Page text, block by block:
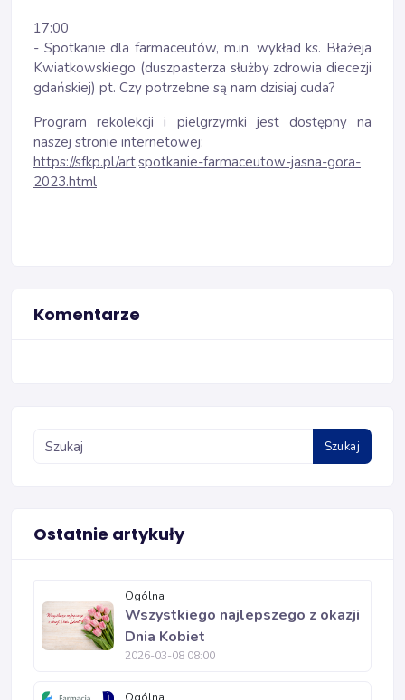
17:00
- Spotkanie dla farmaceutów, m.in. wykład ks. Błażeja
Kwiatkowskiego (duszpasterza służby zdrowia diecezji
gdańskiej) pt. Czy potrzebne są nam dzisiaj cuda?
Program rekolekcji i pielgrzymki jest dostępny na
naszej stronie internetowej:
https://sfkp.pl/art,spotkanie-farmaceutow-jasna-gora-
2023.html
Komentarze
Szukaj
Ostatnie artykuły
Ogólna
Wszystkiego najlepszego z okazji
Dnia Kobiet
2026-03-08 08:00